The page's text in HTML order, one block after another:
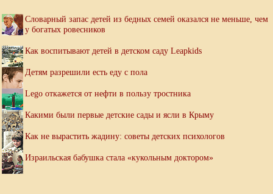
Словарный запас детей из бедных семей оказался не меньше, чем
у богатых ровесников
Как воспитывают детей в детском саду Leapkids
Детям разрешили есть еду с пола
Lego откажется от нефти в пользу тростника
Какими были первые детские сады и ясли в Крыму
Как не вырастить жадину: советы детских психологов
Израильская бабушка стала «кукольным доктором»